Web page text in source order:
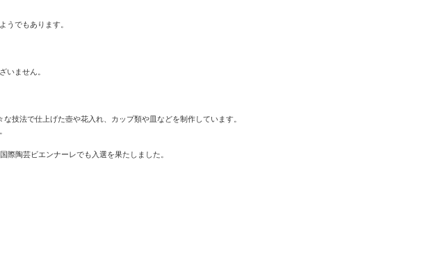
うでもあります。
いません。
技法で仕上げた壺や花入れ、カップ類や皿などを制作しています。
陶芸ビエンナーレでも入選を果たしました。